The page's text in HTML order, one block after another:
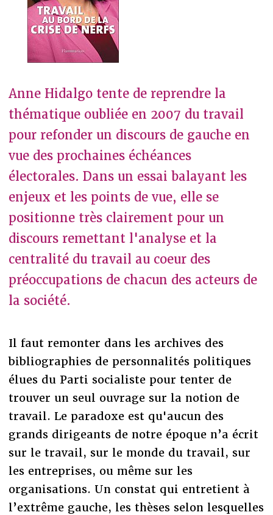
Anne Hidalgo tente de reprendre la
thématique oubliée en 2007 du travail
pour refonder un discours de gauche en
vue des prochaines échéances
électorales. Dans un essai balayant les
enjeux et les points de vue, elle se
positionne très clairement pour un
discours remettant l'analyse et la
centralité du travail au coeur des
préoccupations de chacun des acteurs de
la société.
Il faut remonter dans les archives des
bibliographies de personnalités politiques
élues du Parti socialiste pour tenter de
trouver un seul ouvrage sur la notion de
travail. Le paradoxe est qu'aucun des
grands dirigeants de notre époque n’a écrit
sur le travail, sur le monde du travail, sur
les entreprises, ou même sur les
organisations. Un constat qui entretient à
l’extrême gauche, les thèses selon lesquelles